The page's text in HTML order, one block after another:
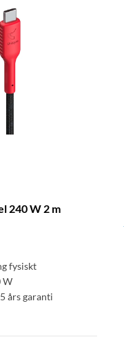
240 W 2 m
fysiskt
W
års garanti